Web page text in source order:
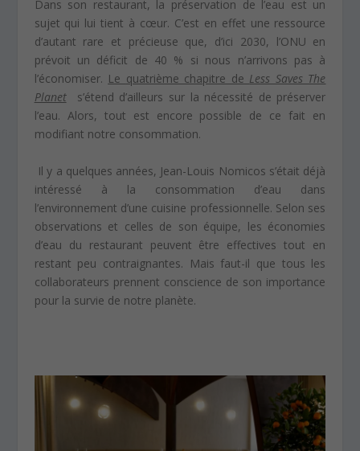
Dans son restaurant, la préservation de l’eau est un
sujet qui lui tient à cœur. C’est en effet une ressource
d’autant rare et précieuse que, d’ici 2030, l’ONU en
prévoit un déficit de 40 % si nous n’arrivons pas à
l’économiser. Le quatrième chapitre de Less Saves The
Planet
s’étend d’ailleurs sur la nécessité de préserver
l’eau. Alors, tout est encore possible de ce fait en
modifiant notre consommation.
Il y a quelques années, Jean-Louis Nomicos s’était déjà
intéressé à la consommation d’eau dans
l’environnement d’une cuisine professionnelle. Selon ses
observations et celles de son équipe, les économies
d’eau du restaurant peuvent être effectives tout en
restant peu contraignantes. Mais faut-il que tous les
collaborateurs prennent conscience de son importance
pour la survie de notre planète.